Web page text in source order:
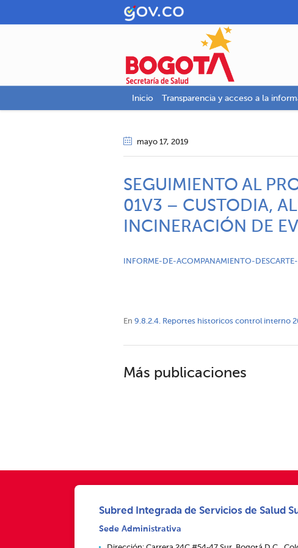
Inicio Transparencia y acceso a la
mayo 17, 2019
SEGUIMIENTO AL
01V3 – CUSTODIA,
INCINERACIÓN DE
INFORME-DE-ACOMPANAMIENTO-
En 9.8.2.4. Reportes historicos control interno
Más publicaciones
Subred Integrada de Servicios de Salud
Sede Administrativa